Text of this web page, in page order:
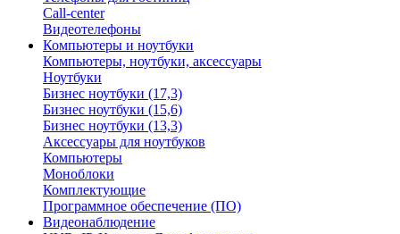
Call-center
Видеотелефоны
Компьютеры и ноутбуки
Компьютеры, ноутбуки, аксессуары
Ноутбуки
Бизнес ноутбуки (17,3)
Бизнес ноутбуки (15,6)
Бизнес ноутбуки (13,3)
Аксессуары для ноутбуков
Компьютеры
Моноблоки
Комплектующие
Программное обеспечение (ПО)
Видеонаблюдение